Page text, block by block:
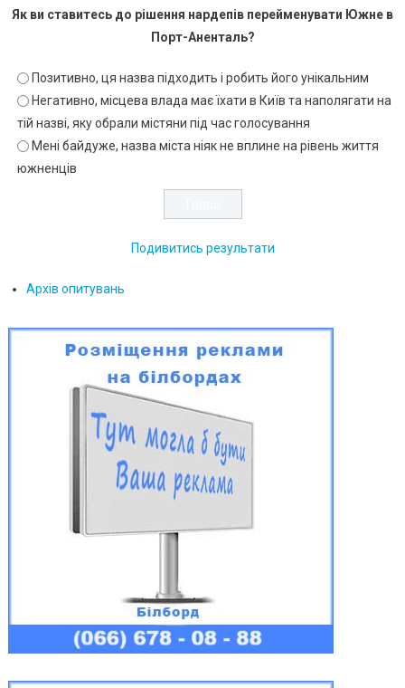
Як ви ставитесь до рішення нардепів перейменувати Южне в
Порт-Аненталь?
Позитивно, ця назва підходить і робить його унікальним
Негативно, місцева влада має їхати в Київ та наполягати на
тій назві, яку обрали містяни під час голосування
Мені байдуже, назва міста ніяк не вплине на рівень життя
южненців
Подивитись результати
Архів опитувань